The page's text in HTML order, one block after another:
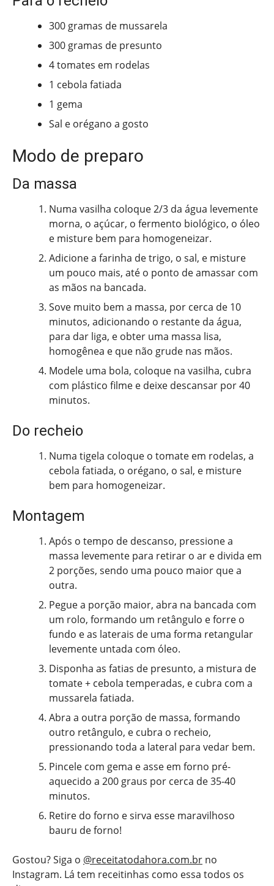
300 gramas de mussarela
300 gramas de presunto
4 tomates em rodelas
1 cebola fatiada
1 gema
Sal e orégano a gosto
Modo de preparo
Da massa
Numa vasilha coloque 2/3 da água levemente
morna, o açúcar, o fermento biológico, o óleo
e misture bem para homogeneizar.
Adicione a farinha de trigo, o sal, e misture
um pouco mais, até o ponto de amassar com
as mãos na bancada.
Sove muito bem a massa, por cerca de 10
minutos, adicionando o restante da água,
para dar liga, e obter uma massa lisa,
homogênea e que não grude nas mãos.
Modele uma bola, coloque na vasilha, cubra
com plástico filme e deixe descansar por 40
minutos.
Do recheio
Numa tigela coloque o tomate em rodelas, a
cebola fatiada, o orégano, o sal, e misture
bem para homogeneizar.
Montagem
Após o tempo de descanso, pressione a
massa levemente para retirar o ar e divida em
2 porções, sendo uma pouco maior que a
outra.
Pegue a porção maior, abra na bancada com
um rolo, formando um retângulo e forre o
fundo e as laterais de uma forma retangular
levemente untada com óleo.
Disponha as fatias de presunto, a mistura de
tomate + cebola temperadas, e cubra com a
mussarela fatiada.
Abra a outra porção de massa, formando
outro retângulo, e cubra o recheio,
pressionando toda a lateral para vedar bem.
Pincele com gema e asse em forno pré-
aquecido a 200 graus por cerca de 35-40
minutos.
Retire do forno e sirva esse maravilhoso
bauru de forno!
Gostou? Siga o @receitatodahora.com.br no
Instagram. Lá tem receitinhas como essa todos os